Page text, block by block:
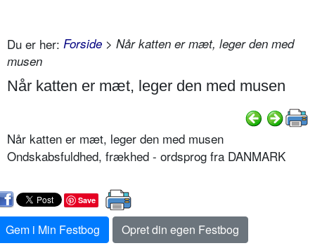
Du er her: Forside > Når katten er mæt, leger den med
musen
Når katten er mæt, leger den med musen
Når katten er mæt, leger den med musen
Ondskabsfuldhed, frækhed - ordsprog fra DANMARK
Save
Gem i Min Festbog
Opret din egen Festbog